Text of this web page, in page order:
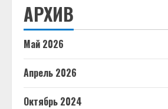
АРХИВ
Май 2026
Апрель 2026
Октябрь 2024